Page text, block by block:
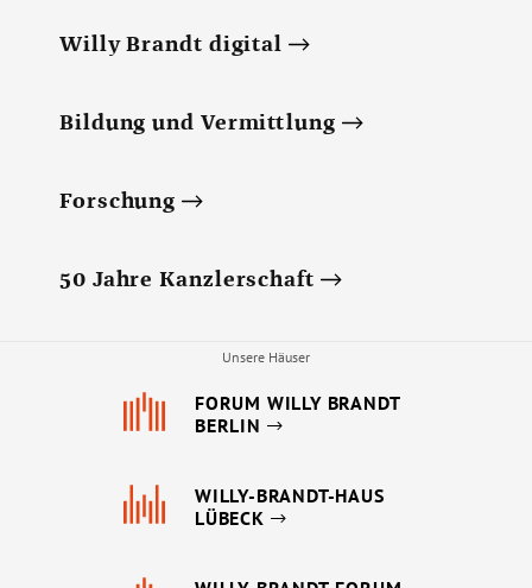
Willy Brandt digital
Bildung und Vermittlung
Forschung
50 Jahre Kanzlerschaft
Unsere Häuser
FORUM WILLY BRANDT
BERLIN
WILLY-BRANDT-HAUS
LÜBECK